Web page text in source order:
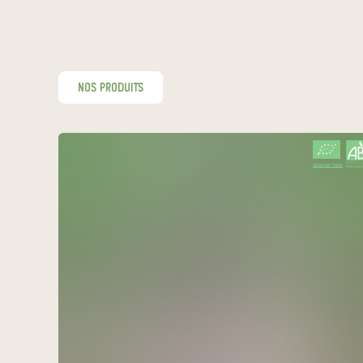
nos produits
CERTIFIÉ PAR FR-BIO-01
AGRICULTURE FRANCE